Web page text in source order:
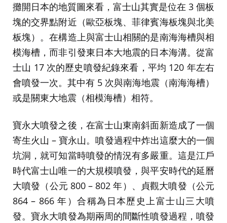
攤開日本的地質圖來看，富士山其實是位在 3 個板
塊的交界點附近（歐亞板塊、菲律賓海板塊與北美
板塊）。在構造上與富士山相關的是南海海槽與相
模海槽，而非引發東日本大地震的日本海溝。從富
士山 17 次的歷史噴發紀錄來看，平均 120 年左右
會噴發一次。其中有 5 次與南海地震（南海海槽）
或是關東大地震（相模海槽）相符。
寶永大噴發之後，在富士山東南斜面新造成了一個
寄生火山 – 寶永山。噴發過程中炸出這麼大的一個
坑洞，就可知當時噴發的情況有多嚴重。這是江戶
時代富士山唯一的大規模噴發，與平安時代的延曆
大噴發（公元 800 – 802 年）、貞觀大噴發（公元
864 – 866 年）合稱為日本歷史上富士山三大噴
發。寶永大噴發為期兩周的間斷性噴發過程，噴發